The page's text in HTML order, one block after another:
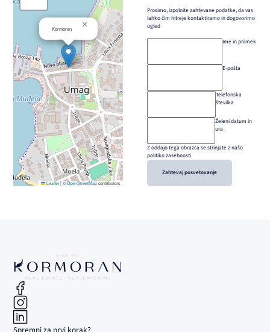
Kormoran ×
Leaflet |© OpenStreetMapcontributors
Prosimo, izpolnite zahtevane podatke, da vas
lahko čim hitreje kontaktiramo in dogovorimo
ogled
Ime in priimek
E-pošta
Telefonska
številka
Želeni datum in
ura
Z oddajo tega obrazca se strinjate z našo
politiko zasebnosti
Zahtevaj posvetovanje